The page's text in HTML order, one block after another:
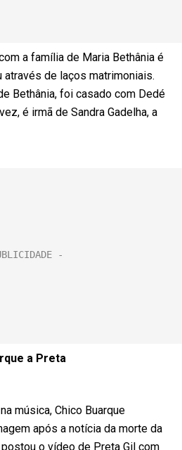
a família de Maria Bethânia é
de laços matrimoniais.
Bethânia, foi casado com Dedé
é irmã de Sandra Gadelha, a
a Preta
música, Chico Buarque
após a notícia da morte da
o vídeo de Preta Gil com